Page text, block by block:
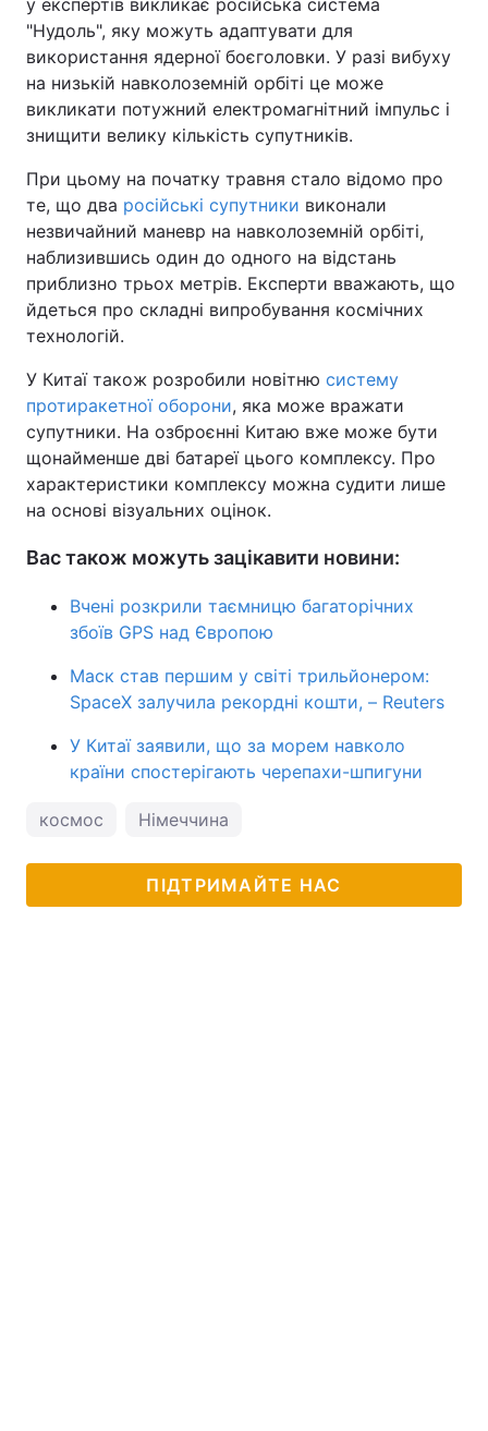
у експертів викликає російська система
"Нудоль", яку можуть адаптувати для
використання ядерної боєголовки. У разі вибуху
на низькій навколоземній орбіті це може
викликати потужний електромагнітний імпульс і
знищити велику кількість супутників.
При цьому на початку травня стало відомо про
те, що два російські супутники виконали
незвичайний маневр на навколоземній орбіті,
наблизившись один до одного на відстань
приблизно трьох метрів. Експерти вважають, що
йдеться про складні випробування космічних
технологій.
У Китаї також розробили новітню систему
протиракетної оборони, яка може вражати
супутники. На озброєнні Китаю вже може бути
щонайменше дві батареї цього комплексу. Про
характеристики комплексу можна судити лише
на основі візуальних оцінок.
Вас також можуть зацікавити новини:
Вчені розкрили таємницю багаторічних
збоїв GPS над Європою
Маск став першим у світі трильйонером:
SpaceX залучила рекордні кошти, – Reuters
У Китаї заявили, що за морем навколо
країни спостерігають черепахи-шпигуни
космос Німеччина
ПІДТРИМАЙТЕ НАС